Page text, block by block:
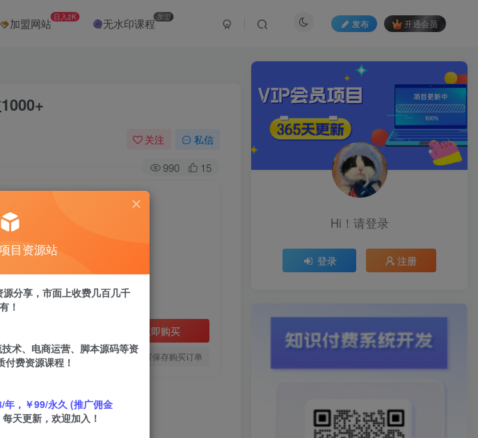
加盟网站 日入2K 无水印课程 加盟
发布 开通会员
关注 私信
990 15
辅助当天必起号 单日收益1000+
立即购买
您当前未登录！建议登陆后购买，可保存购买订单
Hi！请登录
登录 注册
目资源站
分享，市面上收费几百几千
！
术、电商运营、脚本源码等资
费资源课程！
年，￥99/永久 (推广佣金
每天更新，欢迎加入！